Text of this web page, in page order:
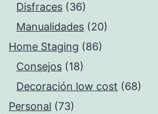
Disfraces (36)
Manualidades (20)
Home Staging (86)
Consejos (18)
Decoración low cost (68)
Personal (73)